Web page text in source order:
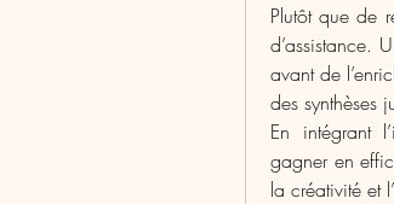
Plutôt que de
d’assistance.
avant de
des synthèses
En intégrant
gagner en
la créativité et